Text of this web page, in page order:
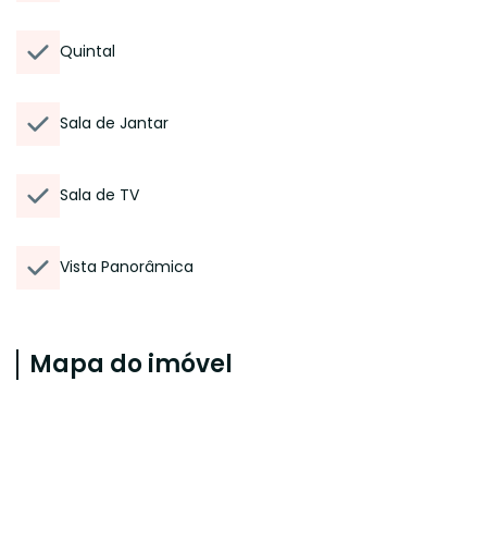
Quintal
Sala de Jantar
Sala de TV
Vista Panorâmica
Mapa do imóvel